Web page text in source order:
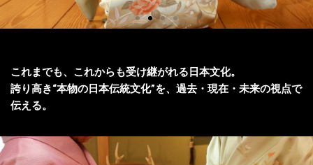
これまでも、これからも受け継がれる日本文化。
誇り高き“本物の日本伝統文化”を、過去・現在・未来の視点で
伝える。